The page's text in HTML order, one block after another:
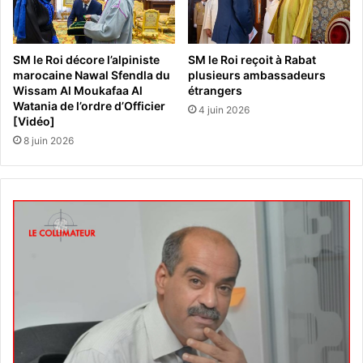
SM le Roi décore l’alpiniste
marocaine Nawal Sfendla du
Wissam Al Moukafaa Al
Watania de l’ordre d’Officier
[Vidéo]
8 juin 2026
SM le Roi reçoit à Rabat
plusieurs ambassadeurs
étrangers
4 juin 2026